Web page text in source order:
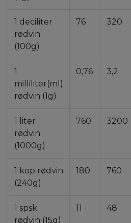
1 deciliter
rødvin
(100g)
76 320
1
milliliter(ml)
rødvin (1g)
0,76 3,2
1 liter
rødvin
(1000g)
760 3200
1 kop rødvin
(240g)
180 760
1 spsk
rødvin (15g)
11 48